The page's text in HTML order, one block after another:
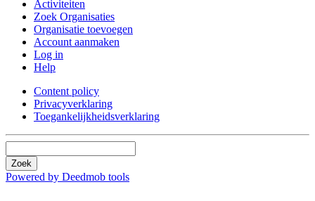
Activiteiten
Zoek Organisaties
Organisatie toevoegen
Account aanmaken
Log in
Help
Content policy
Privacyverklaring
Toegankelijkheidsverklaring
Zoek
Powered by Deedmob tools